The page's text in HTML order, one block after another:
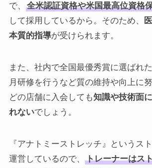
で、
全米認証資格や米国最高位資格
して採用しているから。そのため、
本質的指導が受けられます。
また、社内で全国最優秀賞に選ばれ
月研修を行うなど質の維持や向上に
どの店舗に入会しても知識や技術面
れないでしょう。
『アナトミーストレッチ』というス
運営しているので、
トレーナーはス